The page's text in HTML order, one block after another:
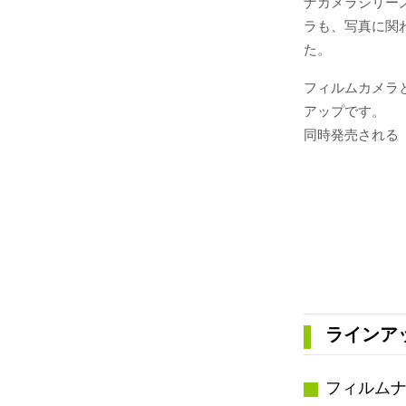
ラも、写真に関
た。
フィルムカメラ
アップです。
同時発売される
ラインア
フィルム